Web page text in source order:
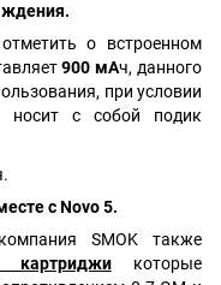
о встроенном
900 мАч, данного
при условии
с собой подик
с Novo 5.
SMOK также
картриджикоторые